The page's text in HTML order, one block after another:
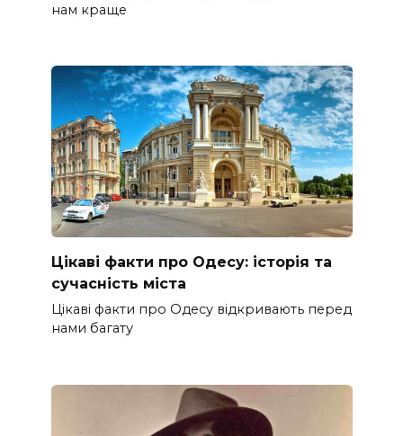
нам краще
Цікаві факти про Одесу: історія та
сучасність міста
Цікаві факти про Одесу відкривають перед
нами багату